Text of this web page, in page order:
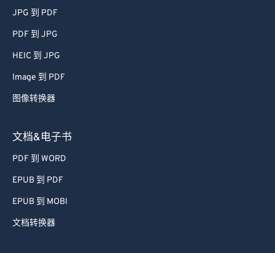
JPG 到 PDF
PDF 到 JPG
HEIC 到 JPG
Image 到 PDF
图像转换器
文档&电子书
PDF 到 WORD
EPUB 到 PDF
EPUB 到 MOBI
文档转换器